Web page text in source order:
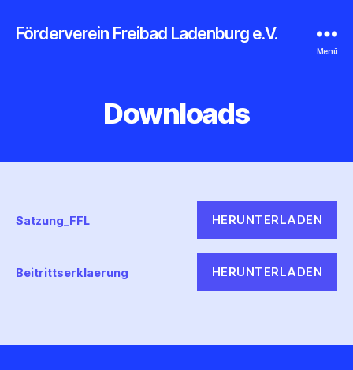
Förderverein Freibad Ladenburg e.V.
Menü
Downloads
Satzung_FFL HERUNTERLADEN
Beitrittserklaerung HERUNTERLADEN